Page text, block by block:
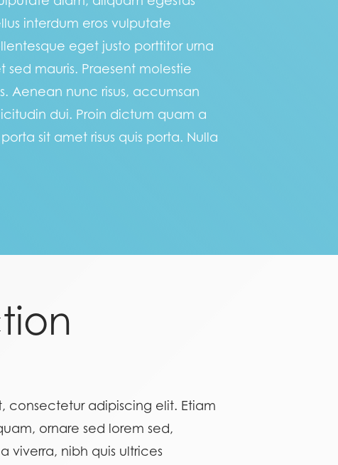
interdum eros vulputate
eget justo porttitor urna
mauris. Praesent molestie
Aenean nunc risus, accumsan
dui. Proin dictum quam a
sit amet risus quis porta. Nulla
consectetur adipiscing elit. Etiam
ornare sed lorem sed,
viverra, nibh quis ultrices